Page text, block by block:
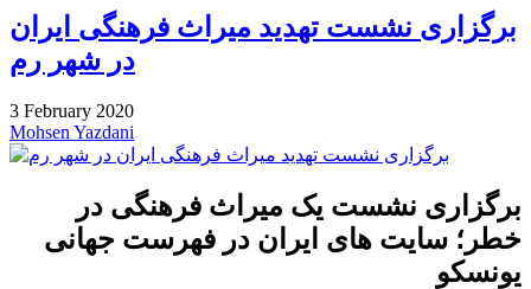
برگزاری نشست تهدید میراث فرهنگی ایران
در شهر رم
3 February 2020
Mohsen Yazdani
برگزاری نشست یک میراث فرهنگی در
خطر؛ سایت های ایران در فهرست جهانی
یونسکو